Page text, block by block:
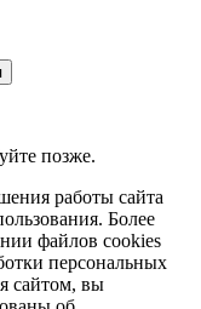
позже.
работы сайта
Более
файлов cookies
персональных
сайтом, вы